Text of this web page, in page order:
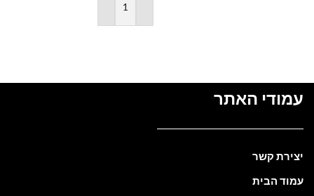
הוספה לסל
עמודי האתר
יצירת קשר
עמוד הבית